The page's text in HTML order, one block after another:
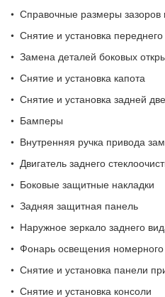
• Справочные размеры зазоров
• Снятие и установка
• Замена деталей боковых
• Снятие и установка капота
• Снятие и установка задней
• Бамперы
• Внутренняя ручка привода
• Двигатель заднего
• Боковые защитные накладки
• Задняя защитная панель
• Наружное зеркало заднего
• Фонарь освещения номерного
• Снятие и установка панели
• Снятие и установка консоли